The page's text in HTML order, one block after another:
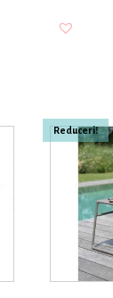
Reduceri!